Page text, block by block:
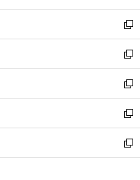
開
く
ウ
で
開
く
ン
ド
ウ
で
開
く
ウ
ィ
ン
ド
ウ
で
開
く
し
い
ウ
ィ
ン
ド
ウ
で
開
く
新
し
い
ウ
ィ
ン
ド
ウ
で
開
新
し
い
ウ
ィ
ン
ド
ウ
新
し
い
ウ
ィ
ン
新
し
い
ウ
新
し